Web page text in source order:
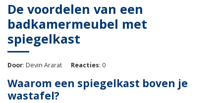
De voordelen van een
badkamermeubel met
spiegelkast
Door: Devin Ararat Reacties: 0
Waarom een spiegelkast boven je
wastafel?